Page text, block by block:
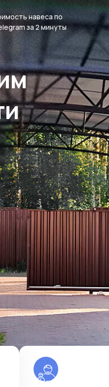
навеса по
за 2 минуты